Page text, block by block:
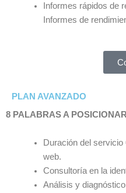
Informes rápidos de
Informes de
PLAN AVANZADO
8 PALABRAS A
Duración del
web.
Consultoría en la
Análisis y